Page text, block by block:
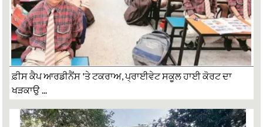
ਫ਼ੀਸ ਕੈਪ ਆਰਡੀਨੈਂਸ 'ਤੇ ਟਕਰਾਅ, ਪ੍ਰਾਈਵੇਟ ਸਕੂਲ ਹਾਈ ਕੋਰਟ ਦਾ
ਖੜਕਾਉ ...